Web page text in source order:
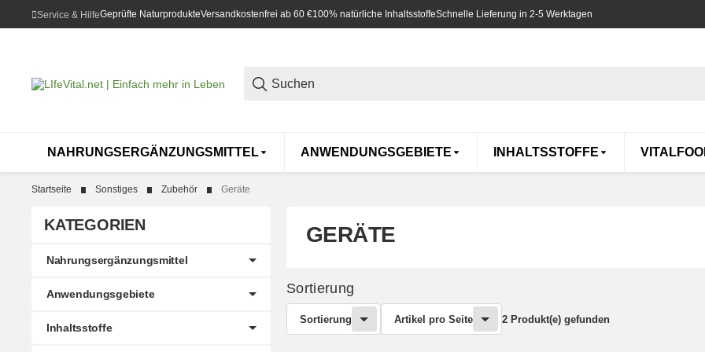
Service & HilfeGeprüfte NaturprodukteVersandkostenfrei ab 60 €100% natürliche InhaltsstoffeSchnelle Lieferung in 2-5 Werktagen
NAHRUNGSERGÄNZUNGSMITTEL ANWENDUNGSGEBIETE INHALTSSTOFFE
Startseite Sonstiges Zubehör Geräte
GERÄTE
Sortierung
Sortierung Artikel pro Seite 2 Produkt(e) gefunden
KATEGORIEN
Nahrungsergänzungsmittel
Anwendungsgebiete
Inhaltsstoffe